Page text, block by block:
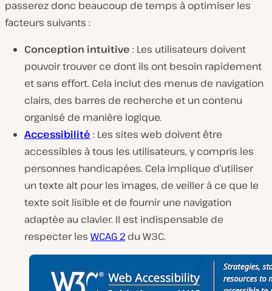
passerez donc beaucoup de temps à optimiser les
facteurs suivants :
Conception intuitive : Les utilisateurs doivent
pouvoir trouver ce dont ils ont besoin rapidement
et sans effort. Cela inclut des menus de navigation
clairs, des barres de recherche et un contenu
organisé de manière logique.
Accessibilité : Les sites web doivent être
accessibles à tous les utilisateurs, y compris les
personnes handicapées. Cela implique d’utiliser
un texte alt pour les images, de veiller à ce que le
texte soit lisible et de fournir une navigation
adaptée au clavier. Il est indispensable de
respecter les WCAG 2 du W3C.